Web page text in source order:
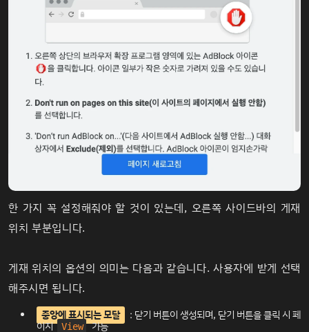
한 가지 꼭 설정해줘야 할 것이 있는데, 오른쪽 사이드바의 게재
위치 부분입니다.
게재 위치의 옵션의 의미는 다음과 같습니다. 사용자에 받게 선택
해주시면 됩니다.
중앙에 표시되는 모달
: 닫기 버튼이 생성되며, 닫기 버튼을 클릭 시 페
이지 View 가능